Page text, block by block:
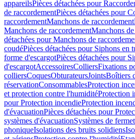
appareilsPièces détachées pour
de raccordementPièces détachées pour
raccordementManchons de raccordement
Manchons de raccordementManchons
détachées pour Manchons de
coudéPièces détachées pour Siphons en
forme d'escargotPièces détachées pour
d'escargotAccessoiresColliersFixations
colliersCoquesObturateursJointsBoîtiers
réservationConsommablesProtection
et protection contre l'humiditéProtection
pour Protection incendieProtection
d'évacuationPièces détachées pour
systèmes d'évacuationSystèmes de
phoniqueIsolations des bruits solidiens